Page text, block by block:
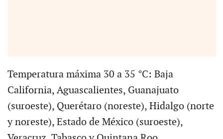
Temperatura máxima 30 a 35 °C: Baja
California, Aguascalientes, Guanajuato
(suroeste), Querétaro (noreste), Hidalgo (norte
y noreste), Estado de México (suroeste),